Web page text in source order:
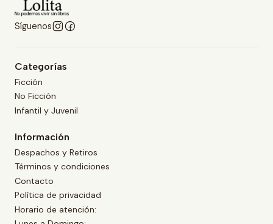
Síguenos
Categorías
Ficción
No Ficción
Infantil y Juvenil
Información
Despachos y Retiros
Términos y condiciones
Contacto
Política de privacidad
Horario de atención: